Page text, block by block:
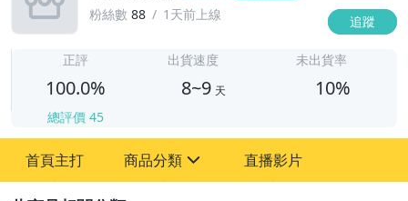
粉絲數 88 1天前上線 追蹤
正評
100.0%
總評價 45
出貨速度
8~9 天
未出貨率
10%
首頁主打 商品分類 直播影片